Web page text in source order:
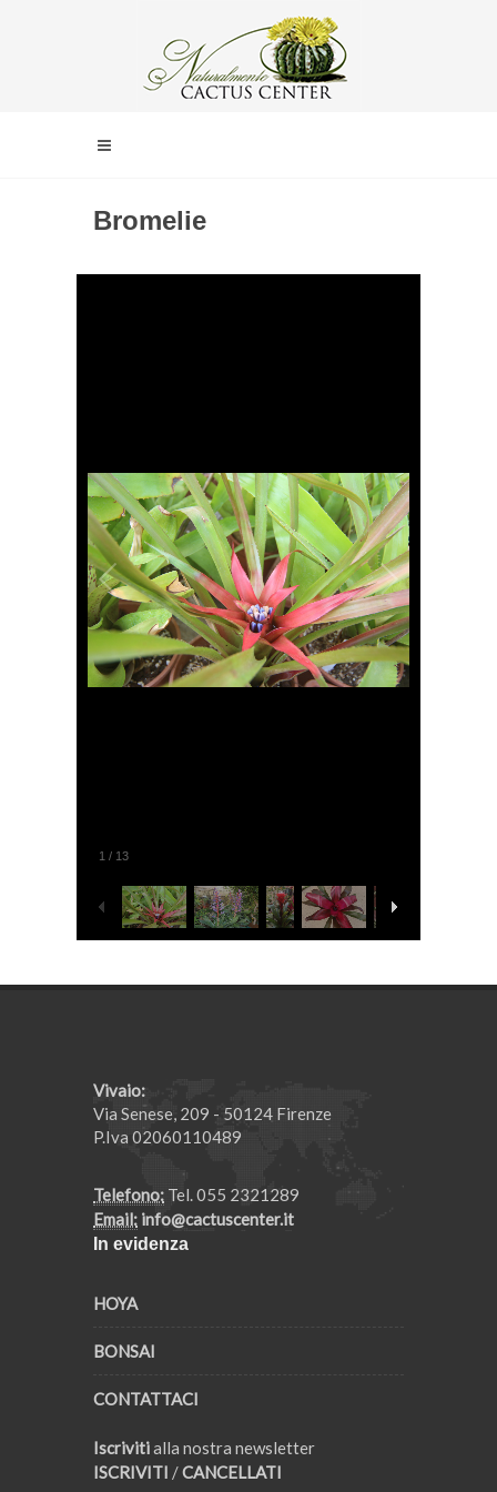
Bromelie
1 / 13
Vivaio:
Via Senese, 209 - 50124 Firenze
P.Iva 02060110489
Telefono: Tel. 055 2321289
Email: info@cactuscenter.it
In evidenza
HOYA
BONSAI
CONTATTACI
Iscrivitialla nostra newsletter
ISCRIVITI /CANCELLATI